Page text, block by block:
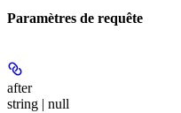
Paramètres de requête
after
string | null